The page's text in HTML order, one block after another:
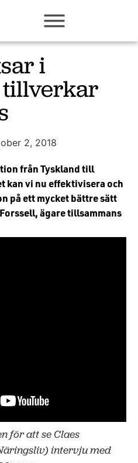
i
tillverkar
2, 2018
från Tyskland till
kan vi nu effektivisera och
på ett mycket bättre sätt
ägare tillsammans
för att se Claes
intervju med